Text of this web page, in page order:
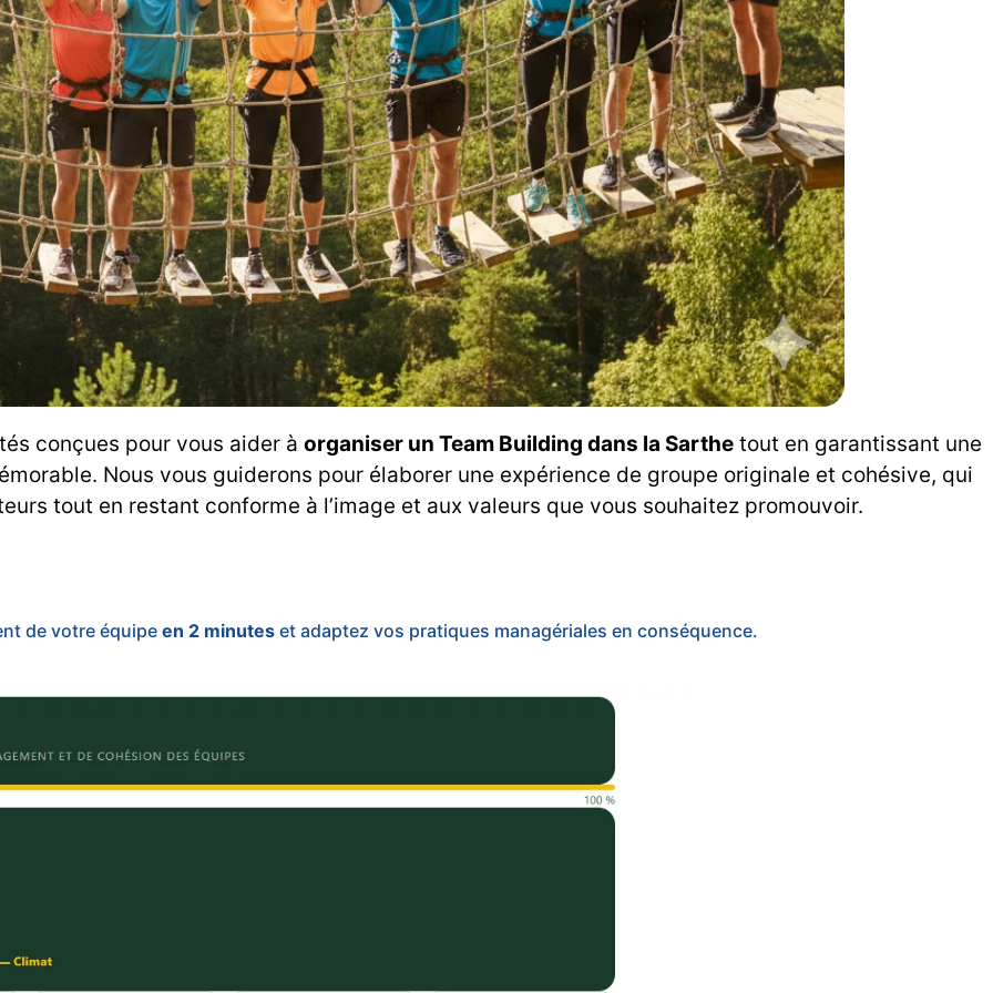
conçues pour vous aider à organiser un Team Building dans la Sarthe tout en garantissant une
Nous vous guiderons pour élaborer une expérience de groupe originale et cohésive, qui
tout en restant conforme à l’image et aux valeurs que vous souhaitez promouvoir.
de votre équipe en 2 minutes et adaptez vos pratiques managériales en conséquence.